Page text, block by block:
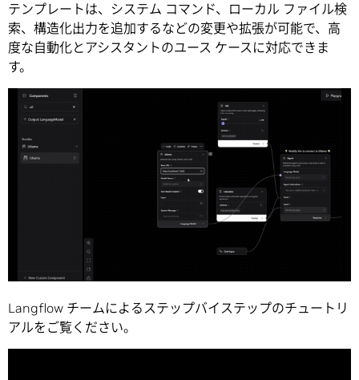
テンプレートは、システム コマンド、ローカル ファイル検
索、構造化出力を追加するなどの変更や拡張が可能で、高
度な自動化とアシスタントのユース ケースに対応できま
す。
Langflow チームによるステップバイステップのチュートリ
アルをご覧ください。